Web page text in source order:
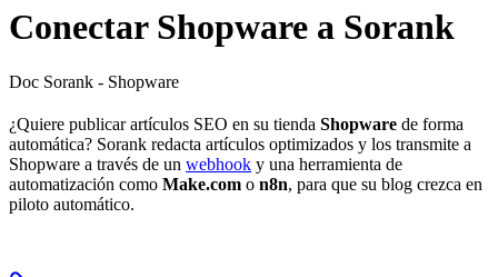
Conectar Shopware a Sorank
Doc Sorank - Shopware
¿Quiere publicar artículos SEO en su tienda Shopware de forma
automática? Sorank redacta artículos optimizados y los transmite a
Shopware a través de un webhook y una herramienta de
automatización como Make.com o n8n, para que su blog crezca en
piloto automático.